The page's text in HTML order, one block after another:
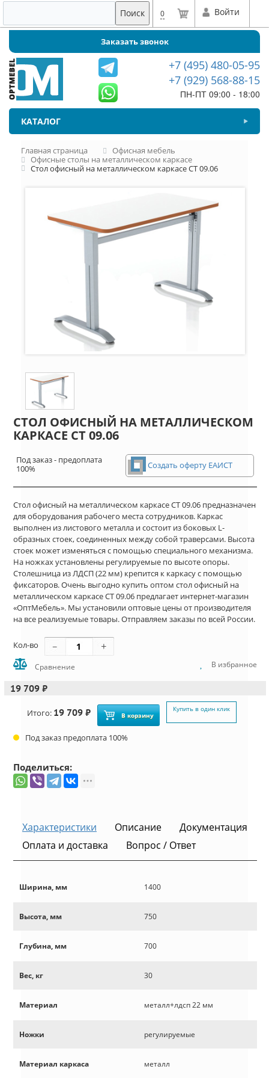
Поиск 0 Войти
Заказать звонок
+7 (495) 480-05-95
+7 (929) 568-88-15
ПН-ПТ 09:00 - 18:00
КАТАЛОГ
Главная страница
Офисная мебель
Офисные столы на металлическом каркасе
Стол офисный на металлическом каркасе СТ 09.06
СТОЛ ОФИСНЫЙ НА МЕТАЛЛИЧЕСКОМ
КАРКАСЕ СТ 09.06
Под заказ - предоплата
100%
Создать оферту ЕАИСТ
Стол офисный на металлическом каркасе СТ 09.06 предназначен
для оборудования рабочего места сотрудников. Каркас
выполнен из листового металла и состоит из боковых L-
образных стоек, соединенных между собой траверсами. Высота
стоек может изменяться с помощью специального механизма.
На ножках установлены регулируемые по высоте опоры.
Столешница из ЛДСП (22 мм) крепится к каркасу с помощью
фиксаторов. Очень выгодно купить оптом стол офисный на
металлическом каркасе СТ 09.06 предлагает интернет-магазин
«ОптМебель». Мы установили оптовые цены от производителя
на все реализуемые товары. Отправляем заказы по всей России.
Кол-во
Сравнение В избранное
19 709 ₽
Итого: 19 709 ₽ В корзину
Купить в один клик
Под заказ предоплата 100%
Поделиться:
Характеристики Описание
Документация
Оплата и доставка
Вопрос / Ответ
Ширина, мм 1400
Высота, мм 750
Глубина, мм 700
Вес, кг 30
Материал металл+лдсп 22 мм
Ножки регулируемые
Материал каркаса металл